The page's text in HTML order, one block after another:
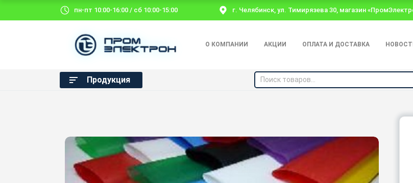
пн-пт 10:00-16:00 / сб 10:00-15:00 г. Челябинск, ул. Тимирязева 30, магазин
О КОМПАНИИ АКЦИИ ОПЛАТА И ДОСТАВКА
Продукция